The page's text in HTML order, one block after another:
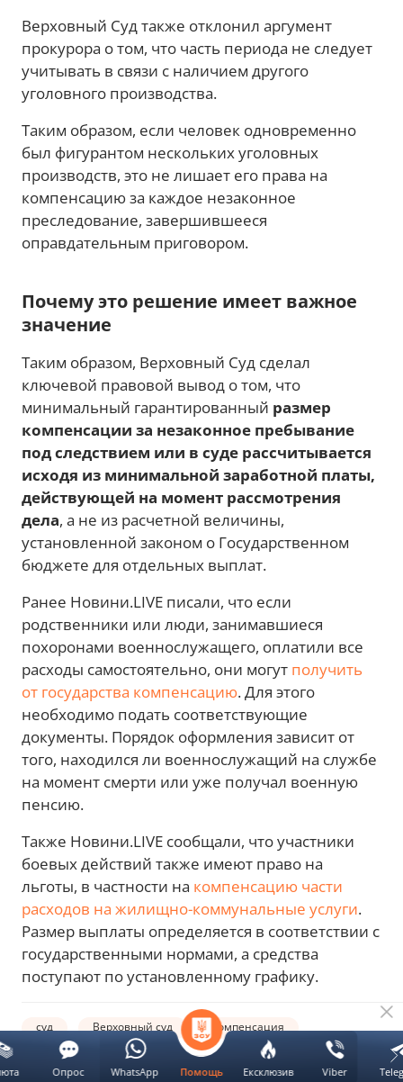
Верховный Суд также отклонил аргумент
прокурора о том, что часть периода не следует
учитывать в связи с наличием другого
уголовного производства.
Таким образом, если человек одновременно
был фигурантом нескольких уголовных
производств, это не лишает его права на
компенсацию за каждое незаконное
преследование, завершившееся
оправдательным приговором.
Почему это решение имеет важное
значение
Таким образом, Верховный Суд сделал
ключевой правовой вывод о том, что
минимальный гарантированный размер
компенсации за незаконное пребывание
под следствием или в суде рассчитывается
исходя из минимальной заработной платы,
действующей на момент рассмотрения
дела, а не из расчетной величины,
установленной законом о Государственном
бюджете для отдельных выплат.
Ранее Новини.LIVE писали, что если
родственники или люди, занимавшиеся
похоронами военнослужащего, оплатили все
расходы самостоятельно, они могут получить
от государства компенсацию. Для этого
необходимо подать соответствующие
документы. Порядок оформления зависит от
того, находился ли военнослужащий на службе
на момент смерти или уже получал военную
пенсию.
Также Новини.LIVE сообщали, что участники
боевых действий также имеют право на
льготы, в частности на компенсацию части
расходов на жилищно-коммунальные услуги.
Размер выплаты определяется в соответствии с
государственными нормами, а средства
поступают по установленному графику.
суд Верховный суд компенсация
Автор: Помощь Ексклюзив Viber
Опрос WhatsApp